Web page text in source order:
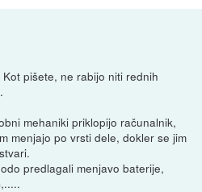
pišete, ne rabijo niti rednih
mehaniki priklopijo računalnik,
menjajo po vrsti dele, dokler se jim
predlagali menjavo baterije,